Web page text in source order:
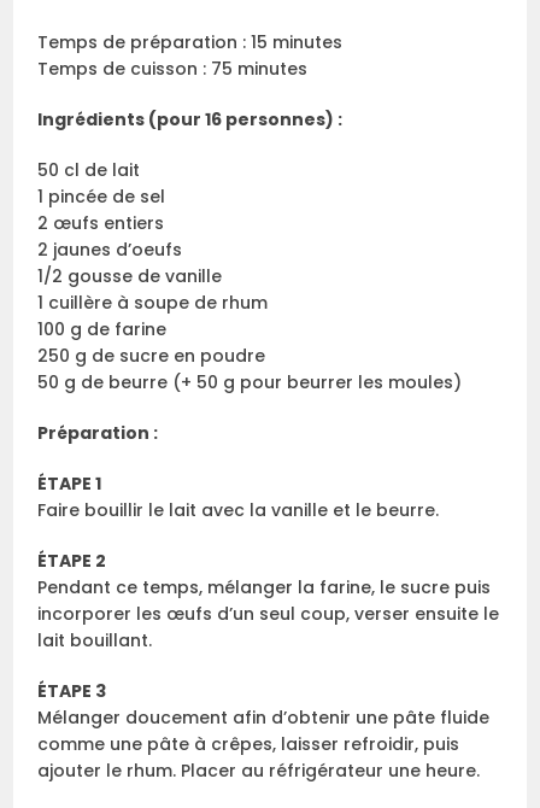
Temps de préparation : 15 minutes
Temps de cuisson : 75 minutes
Ingrédients (pour 16 personnes) :
50 cl de lait
1 pincée de sel
2 œufs entiers
2 jaunes d’oeufs
1/2 gousse de vanille
1 cuillère à soupe de rhum
100 g de farine
250 g de sucre en poudre
50 g de beurre (+ 50 g pour beurrer les moules)
Préparation :
ÉTAPE 1
Faire bouillir le lait avec la vanille et le beurre.
ÉTAPE 2
Pendant ce temps, mélanger la farine, le sucre puis
incorporer les œufs d’un seul coup, verser ensuite le
lait bouillant.
ÉTAPE 3
Mélanger doucement afin d’obtenir une pâte fluide
comme une pâte à crêpes, laisser refroidir, puis
ajouter le rhum. Placer au réfrigérateur une heure.